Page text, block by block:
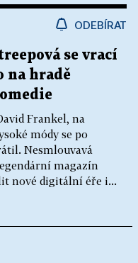
ODEBÍRAT
se vrací
na hradě
Frankel, na
módy se po
Nesmlouvavá
magazín
nové digitální éře i...